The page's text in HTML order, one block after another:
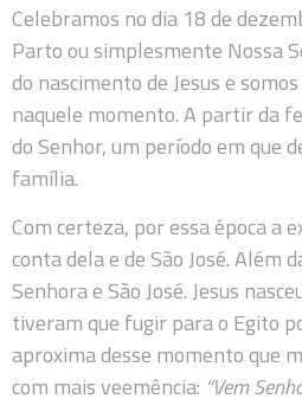
Celebramos no dia 18 de
Parto ou simplesmente Nossa
do nascimento de Jesus e
naquele momento. A partir da
do Senhor, um período em que
família.
Com certeza, por essa época a
conta dela e de São José.
Senhora e São José. Jesus
tiveram que fugir para o Egito
aproxima desse momento que
com mais veemência: “Vem